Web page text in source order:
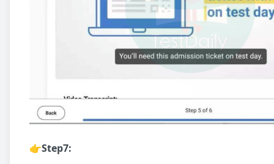
👉Step7: